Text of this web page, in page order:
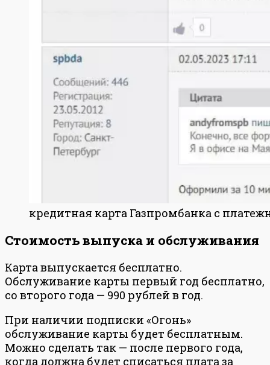
кредитная карта Газпромбанка с
Стоимость выпуска и обслуживания
Карта выпускается бесплатно.
Обслуживание карты первый год бесплатно,
со второго года — 990 рублей в год.
При наличии подписки «Огонь»
обслуживание карты будет бесплатным.
Можно сделать так — после первого года,
когда должна будет списаться плата за